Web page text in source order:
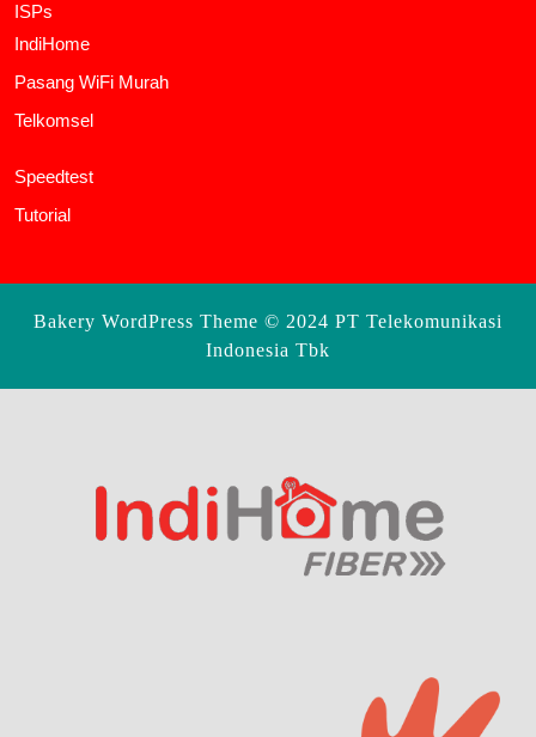
ISPs
IndiHome
Pasang WiFi Murah
Telkomsel
Speedtest
Tutorial
Bakery WordPress Theme © 2024 PT Telekomunikasi
Indonesia Tbk